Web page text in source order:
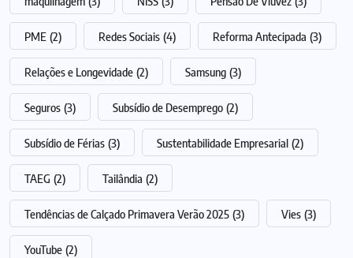
PME (2) Redes Sociais (4) Reforma Antecipada (3)
Relações e Longevidade (2) Samsung (3)
Seguros (3) Subsídio de Desemprego (2)
Subsídio de Férias (3) Sustentabilidade Empresarial (2)
TAEG (2) Tailândia (2)
Tendências de Calçado Primavera Verão 2025 (3) Vies (3)
YouTube (2)